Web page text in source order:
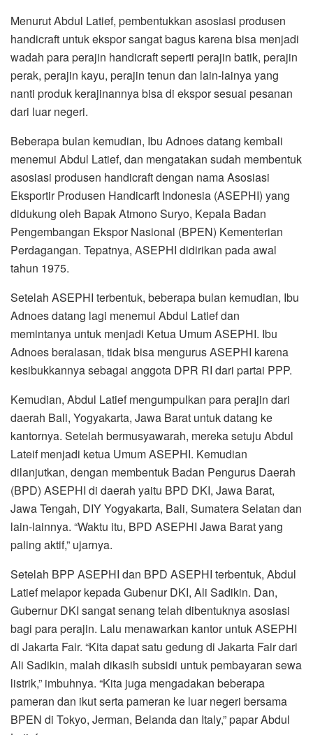
Menurut Abdul Latief, pembentukkan asosiasi produsen
handicraft untuk ekspor sangat bagus karena bisa menjadi
wadah para perajin handicraft seperti perajin batik, perajin
perak, perajin kayu, perajin tenun dan lain-lainya yang
nanti produk kerajinannya bisa di ekspor sesuai pesanan
dari luar negeri.
Beberapa bulan kemudian, Ibu Adnoes datang kembali
menemui Abdul Latief, dan mengatakan sudah membentuk
asosiasi produsen handicraft dengan nama Asosiasi
Eksportir Produsen Handicarft Indonesia (ASEPHI) yang
didukung oleh Bapak Atmono Suryo, Kepala Badan
Pengembangan Ekspor Nasional (BPEN) Kementerian
Perdagangan. Tepatnya, ASEPHI didirikan pada awal
tahun 1975.
Setelah ASEPHI terbentuk, beberapa bulan kemudian, Ibu
Adnoes datang lagi menemui Abdul Latief dan
memintanya untuk menjadi Ketua Umum ASEPHI. Ibu
Adnoes beralasan, tidak bisa mengurus ASEPHI karena
kesibukkannya sebagai anggota DPR RI dari partai PPP.
Kemudian, Abdul Latief mengumpulkan para perajin dari
daerah Bali, Yogyakarta, Jawa Barat untuk datang ke
kantornya. Setelah bermusyawarah, mereka setuju Abdul
Lateif menjadi ketua Umum ASEPHI. Kemudian
dilanjutkan, dengan membentuk Badan Pengurus Daerah
(BPD) ASEPHI di daerah yaitu BPD DKI, Jawa Barat,
Jawa Tengah, DIY Yogyakarta, Bali, Sumatera Selatan dan
lain-lainnya. “Waktu itu, BPD ASEPHI Jawa Barat yang
paling aktif,” ujarnya.
Setelah BPP ASEPHI dan BPD ASEPHI terbentuk, Abdul
Latief melapor kepada Gubenur DKI, Ali Sadikin. Dan,
Gubernur DKI sangat senang telah dibentuknya asosiasi
bagi para perajin. Lalu menawarkan kantor untuk ASEPHI
di Jakarta Fair. “Kita dapat satu gedung di Jakarta Fair dari
Ali Sadikin, malah dikasih subsidi untuk pembayaran sewa
listrik,” imbuhnya. “Kita juga mengadakan beberapa
pameran dan ikut serta pameran ke luar negeri bersama
BPEN di Tokyo, Jerman, Belanda dan Italy,” papar Abdul